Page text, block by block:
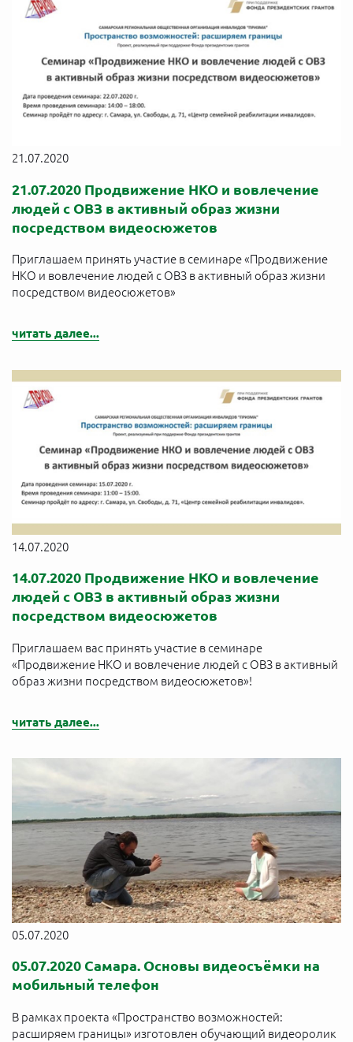
21.07.2020
21.07.2020 Продвижение НКО и вовлечение
людей с ОВЗ в активный образ жизни
посредством видеосюжетов
Приглашаем принять участие в семинаре «Продвижение
НКО и вовлечение людей с ОВЗ в активный образ жизни
посредством видеосюжетов»
читать далее...
14.07.2020
14.07.2020 Продвижение НКО и вовлечение
людей с ОВЗ в активный образ жизни
посредством видеосюжетов
Приглашаем вас принять участие в семинаре
«Продвижение НКО и вовлечение людей с ОВЗ в активный
образ жизни посредством видеосюжетов»!
читать далее...
05.07.2020
05.07.2020 Самара. Основы видеосъёмки на
мобильный телефон
В рамках проекта «Пространство возможностей:
расширяем границы» изготовлен обучающий видеоролик